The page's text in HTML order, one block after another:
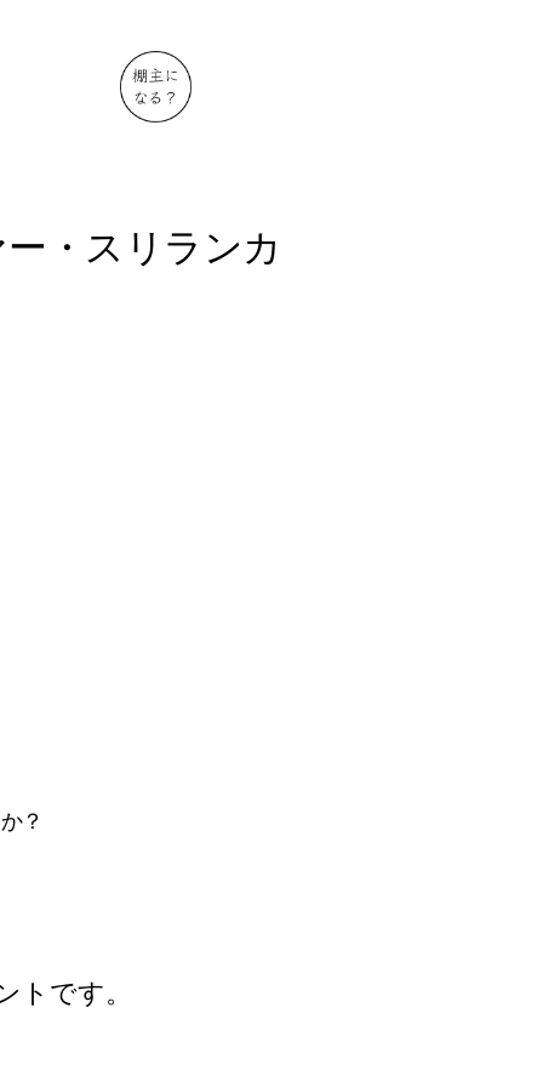
・スリランカ
？
トです。